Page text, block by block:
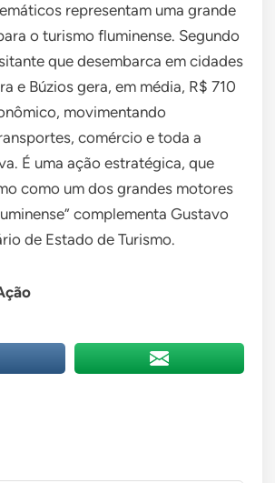
representam uma grande
o turismo fluminense. Segundo
que desembarca em cidades
e Búzios gera, em média, R$ 710
movimentando
comércio e toda a
É uma ação estratégica, que
como um dos grandes motores
complementa Gustavo
de Estado de Turismo.